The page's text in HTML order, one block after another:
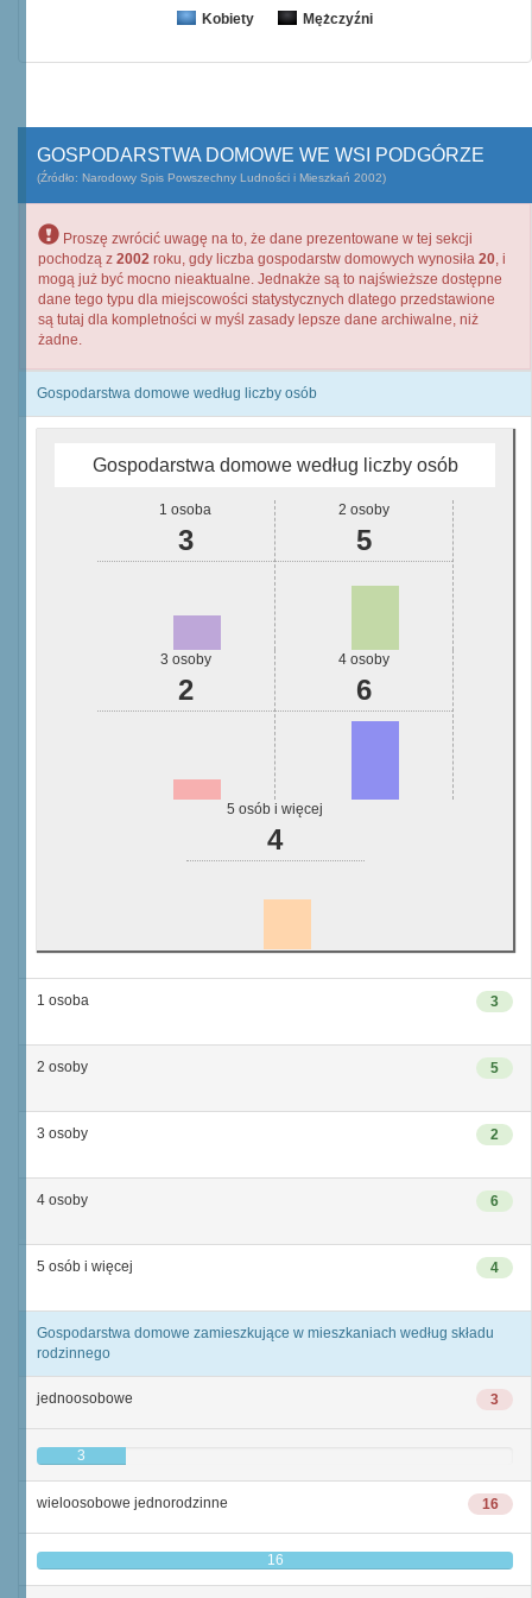
Kobiety Mężczyźni
GOSPODARSTWA DOMOWE WE WSI PODGÓRZE
(Źródło: Narodowy Spis Powszechny Ludności i Mieszkań 2002)
Proszę zwrócić uwagę na to, że dane prezentowane w tej sekcji
pochodzą z 2002 roku, gdy liczba gospodarstw domowych wynosiła 20, i
mogą już być mocno nieaktualne. Jednakże są to najświeższe dostępne
dane tego typu dla miejscowości statystycznych dlatego przedstawione
są tutaj dla kompletności w myśl zasady lepsze dane archiwalne, niż
żadne.
Gospodarstwa domowe według liczby osób
Gospodarstwa domowe według liczby osób
1 osoba
3
2 osoby
5
3 osoby
2
4 osoby
6
5 osób i więcej
4
3
1 osoba
5
2 osoby
2
3 osoby
6
4 osoby
4
5 osób i więcej
Gospodarstwa domowe zamieszkujące w mieszkaniach według składu
rodzinnego
3
jednoosobowe
3
16
wieloosobowe jednorodzinne
16